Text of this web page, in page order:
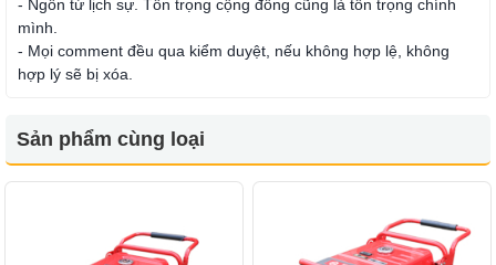
- Ngôn từ lịch sự. Tôn trọng cộng đồng cũng là tôn trọng chính
mình.
- Mọi comment đều qua kiểm duyệt, nếu không hợp lệ, không
hợp lý sẽ bị xóa.
Sản phẩm cùng loại